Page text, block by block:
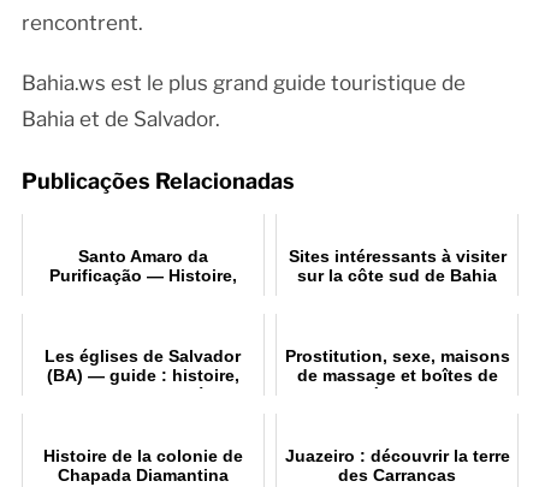
rencontrent.
Bahia.ws est le plus grand guide touristique de
Bahia et de Salvador.
Publicações Relacionadas
Santo Amaro da
Purificação — Histoire,
Sites intéressants à visiter
sur la côte sud de Bahia
Les églises de Salvador
(BA) — guide : histoire,
architecture et itinéraire
Prostitution, sexe, maisons
de massage et boîtes de
nuit à Salvador
Histoire de la colonie de
Chapada Diamantina
Juazeiro : découvrir la terre
des Carrancas